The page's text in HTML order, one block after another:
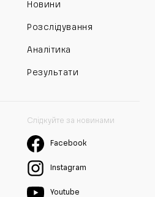
Новини
Розслідування
Аналітика
Результати
Слідкуйте за новинами
Facebook
Instagram
Youtube